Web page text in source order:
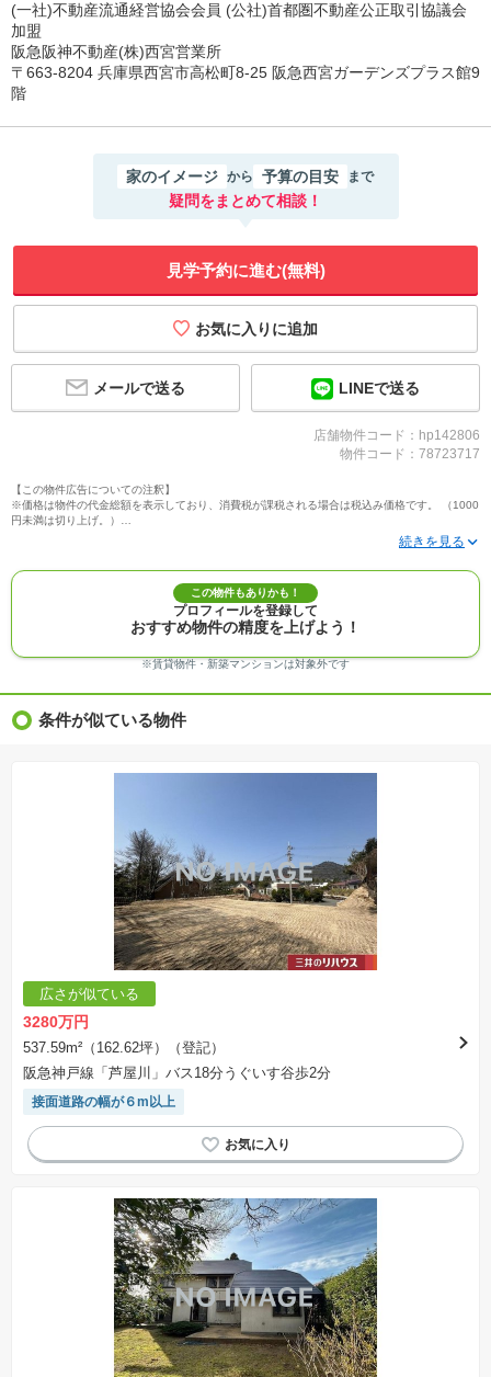
(一社)不動産流通経営協会会員 (公社)首都圏不動産公正取引協議会
加盟
阪急阪神不動産(株)西宮営業所
〒663-8204 兵庫県西宮市高松町8-25 阪急西宮ガーデンズプラス館9
階
家のイメージ から 予算の目安 まで
疑問をまとめて相談！
見学予約に進む(無料)
メールで送る LINEで送る
店舗物件コード：hp142806
物件コード：78723717
【この物件広告についての注釈】
※価格は物件の代金総額を表示しており、消費税が課税される場合は税込み価格です。 （1000
円未満は切り上げ。）
※写真に写っている、またはパース（絵）や間取り図に描かれている家具や車などは、特にコ
※建築条件付き土地価格には、建物価格は含まれません。
※物件情報は、原則として情報提供日の２日前に最終確認した情報です。
※完成予想図はいずれも外構、植栽、外観等実際のものとは多少異なることがあります。
※モデルルーム・モデルハウス・展示場・ショールームの画像の場合、今回販売の物件と異な
※ＣＧ合成の画像の場合、実際とは多少異なる場合があります。
※物件特徴：販売戸数が複数の物件は、全ての住戸に該当しない項目もあります。
※価格更新：物件価格が変更された日から１週間表示されます。
負会社によるもので、当該建築請負会社以外で建てた場合、同様のものが同価格で建てられる
とは限りません。また建築請負会社を特定するものではありません。
※建築条件付き土地とは、その土地に建築する建物の建築請負契約が、一定期間内に成立する
ことを条件として売買される土地のことをいいます。建築請負契約成立に向けて設計プランを
協議するため、土地購入者が自己の希望する建物の設計協議をするために必要な相当の期間の
交渉期間が設定され、その期間内で希望を満たすプランが実現できたかどうかにより結論を出
します。なお、この期間は概ね3ヶ月程度とされています。納得のいくプランが出来ず、建築請
負契約が成立しない場合、土地売買契約は白紙に戻り、土地契約にかかった代金（土地代金、
手付金など）は名目のいかんに関わらず、全て返却されます。
※課税対象物件の「価格」や「費用等」は消費税込みの「総額表示」で統一しています。
※「本体価格」とは、課税対象物件においては「消費税を除いた建物価格」と「土地価格」の
合計額を指します。
表示されておりません。
※取引にかかる費用：物件の契約手続き、決済、引き渡し時にかかる費用を表示しています。
不動産会社によって表記有無が異なるため、ご自身で十分な確認をしていただくようにお願い
いたします。
場合があります。
この物件もありかも！
プロフィールを登録して
おすすめ物件の精度を上げよう！
※賃貸物件・新築マンションは対象外です
条件が似ている物件
広さが似ている
3280万円
537.59m²（162.62坪）（登記）
阪急神戸線「芦屋川」バス18分うぐいす谷歩2分
接面道路の幅が６m以上